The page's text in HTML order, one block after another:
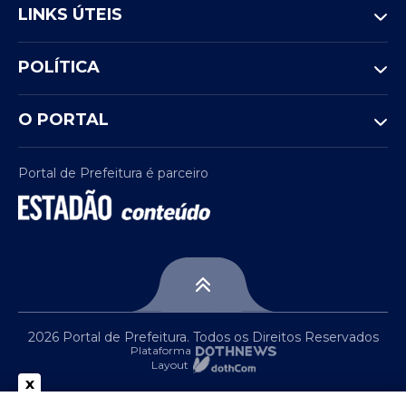
LINKS ÚTEIS
POLÍTICA
O PORTAL
Portal de Prefeitura é parceiro
2026 Portal de Prefeitura. Todos os Direitos Reservados
Plataforma
Layout
x